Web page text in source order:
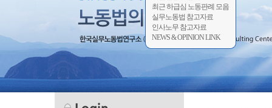
최근 하급심 노동판례 모음
실무노동법 참고자료
인사노무 참고자료
NEWS & OPINION LINK